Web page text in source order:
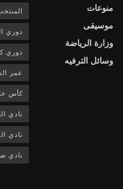
منوعات
موسيقى
وزارة الرياضة
وسائل الترفيه
دوري
دوري
عمر
كأس
نادي
نادي
نادي